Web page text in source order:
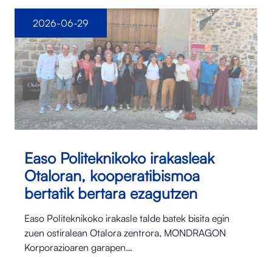
Easo Politeknikoko irakasleak
Otaloran, kooperatibismoa
bertatik bertara ezagutzen
Easo Politeknikoko irakasle talde batek bisita egin
zuen ostiralean Otalora⁠ zentrora, MONDRAGON
Korporazioaren garapen…
2026-06-29